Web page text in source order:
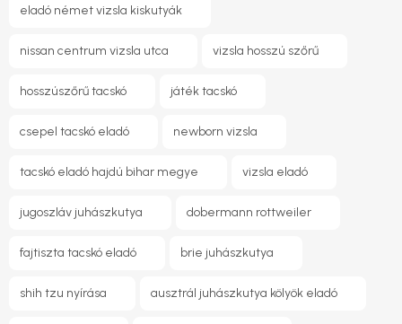
eladó német vizsla kiskutyák
nissan centrum vizsla utca vizsla hosszú szőrű
hosszúszőrű tacskó játék tacskó
csepel tacskó eladó newborn vizsla
tacskó eladó hajdú bihar megye vizsla eladó
jugoszláv juhászkutya dobermann rottweiler
fajtiszta tacskó eladó brie juhászkutya
shih tzu nyírása ausztrál juhászkutya kölyök eladó